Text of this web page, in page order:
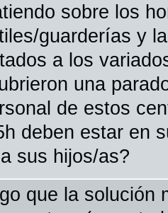
sobre los
guarderías y
a los
una
de estos
deben estar en
sus hijos/as?
que la solución